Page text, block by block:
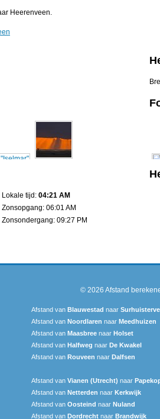
Heerenveen.
Lokale tijd: 04:21 AM
Zonsopgang: 06:01 AM
Zonsondergang: 09:27 PM
© 2026 Afstand
Afstand van Blauwestad naar
Afstand van Noordlaren naar Meedhuizen
Afstand van Maasbree naar Holset
Afstand van Halfweg naar De Kwakel
Afstand van Rouveen naar Dalfsen
Afstand van Vianen (Utrecht) naar
Afstand van Netterden naar Kerkwijk
Afstand van Oosteind naar Nuland
Afstand van Dordrecht naar Brandwijk